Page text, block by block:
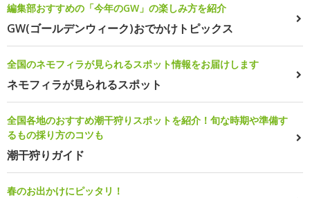
編集部おすすめの「今年のGW」の楽しみ方を紹介
GW(ゴールデンウィーク)おでかけトピックス
全国のネモフィラが見られるスポット情報をお届けします
ネモフィラが見られるスポット
全国各地のおすすめ潮干狩りスポットを紹介！旬な時期や準備す
るもの採り方のコツも
潮干狩りガイド
春のお出かけにピッタリ！